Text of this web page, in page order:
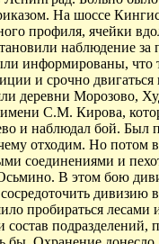
На шоссе
профиля, ячейки
наблюдение
информированы, что
и срочно
деревни
С.М. Кирова,
и наблюдал бой.
отходим. Но потом
соединениями и
В этом бою
дивизию
пробираться
подразделений,